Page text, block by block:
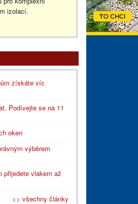
izolací.
získáte víc
Podívejte se na 11
oken
výběrem
přijedete vlakem až
>> všechny články